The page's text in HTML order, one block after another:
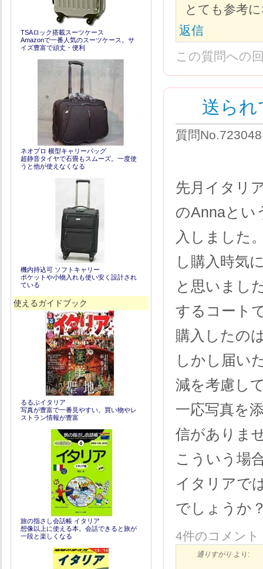
とても参考
返信
この質問への
送ら
質問
先月イタリ
のAnnaとい
入しました
し購入時気
と思いまし
するコート
購入したの
しかし届い
減を考慮し
一応写真を
信がありま
こういう場
イタリアで
でしょうか
4件のコメント
通りすがり より:
TSAロック搭載スーツケース
Amazonで一番人気のスーツケース。サ
イズ豊富で頑丈・便利
ネオプロ 横型キャリーバッグ
超静音タイヤで石畳もスムーズ。一度使
うと他が使えなくなる
機内持込可 ソフトキャリー
ポケットや小物入れも使い安く設計され
ている
使えるガイドブック
るるぶイタリア
写真が豊富で一番見やすい。買い物やレ
ストラン情報が豊富
旅の指さし会話帳 イタリア
想像以上に使える本。会話できると旅が
一段と楽しくなる